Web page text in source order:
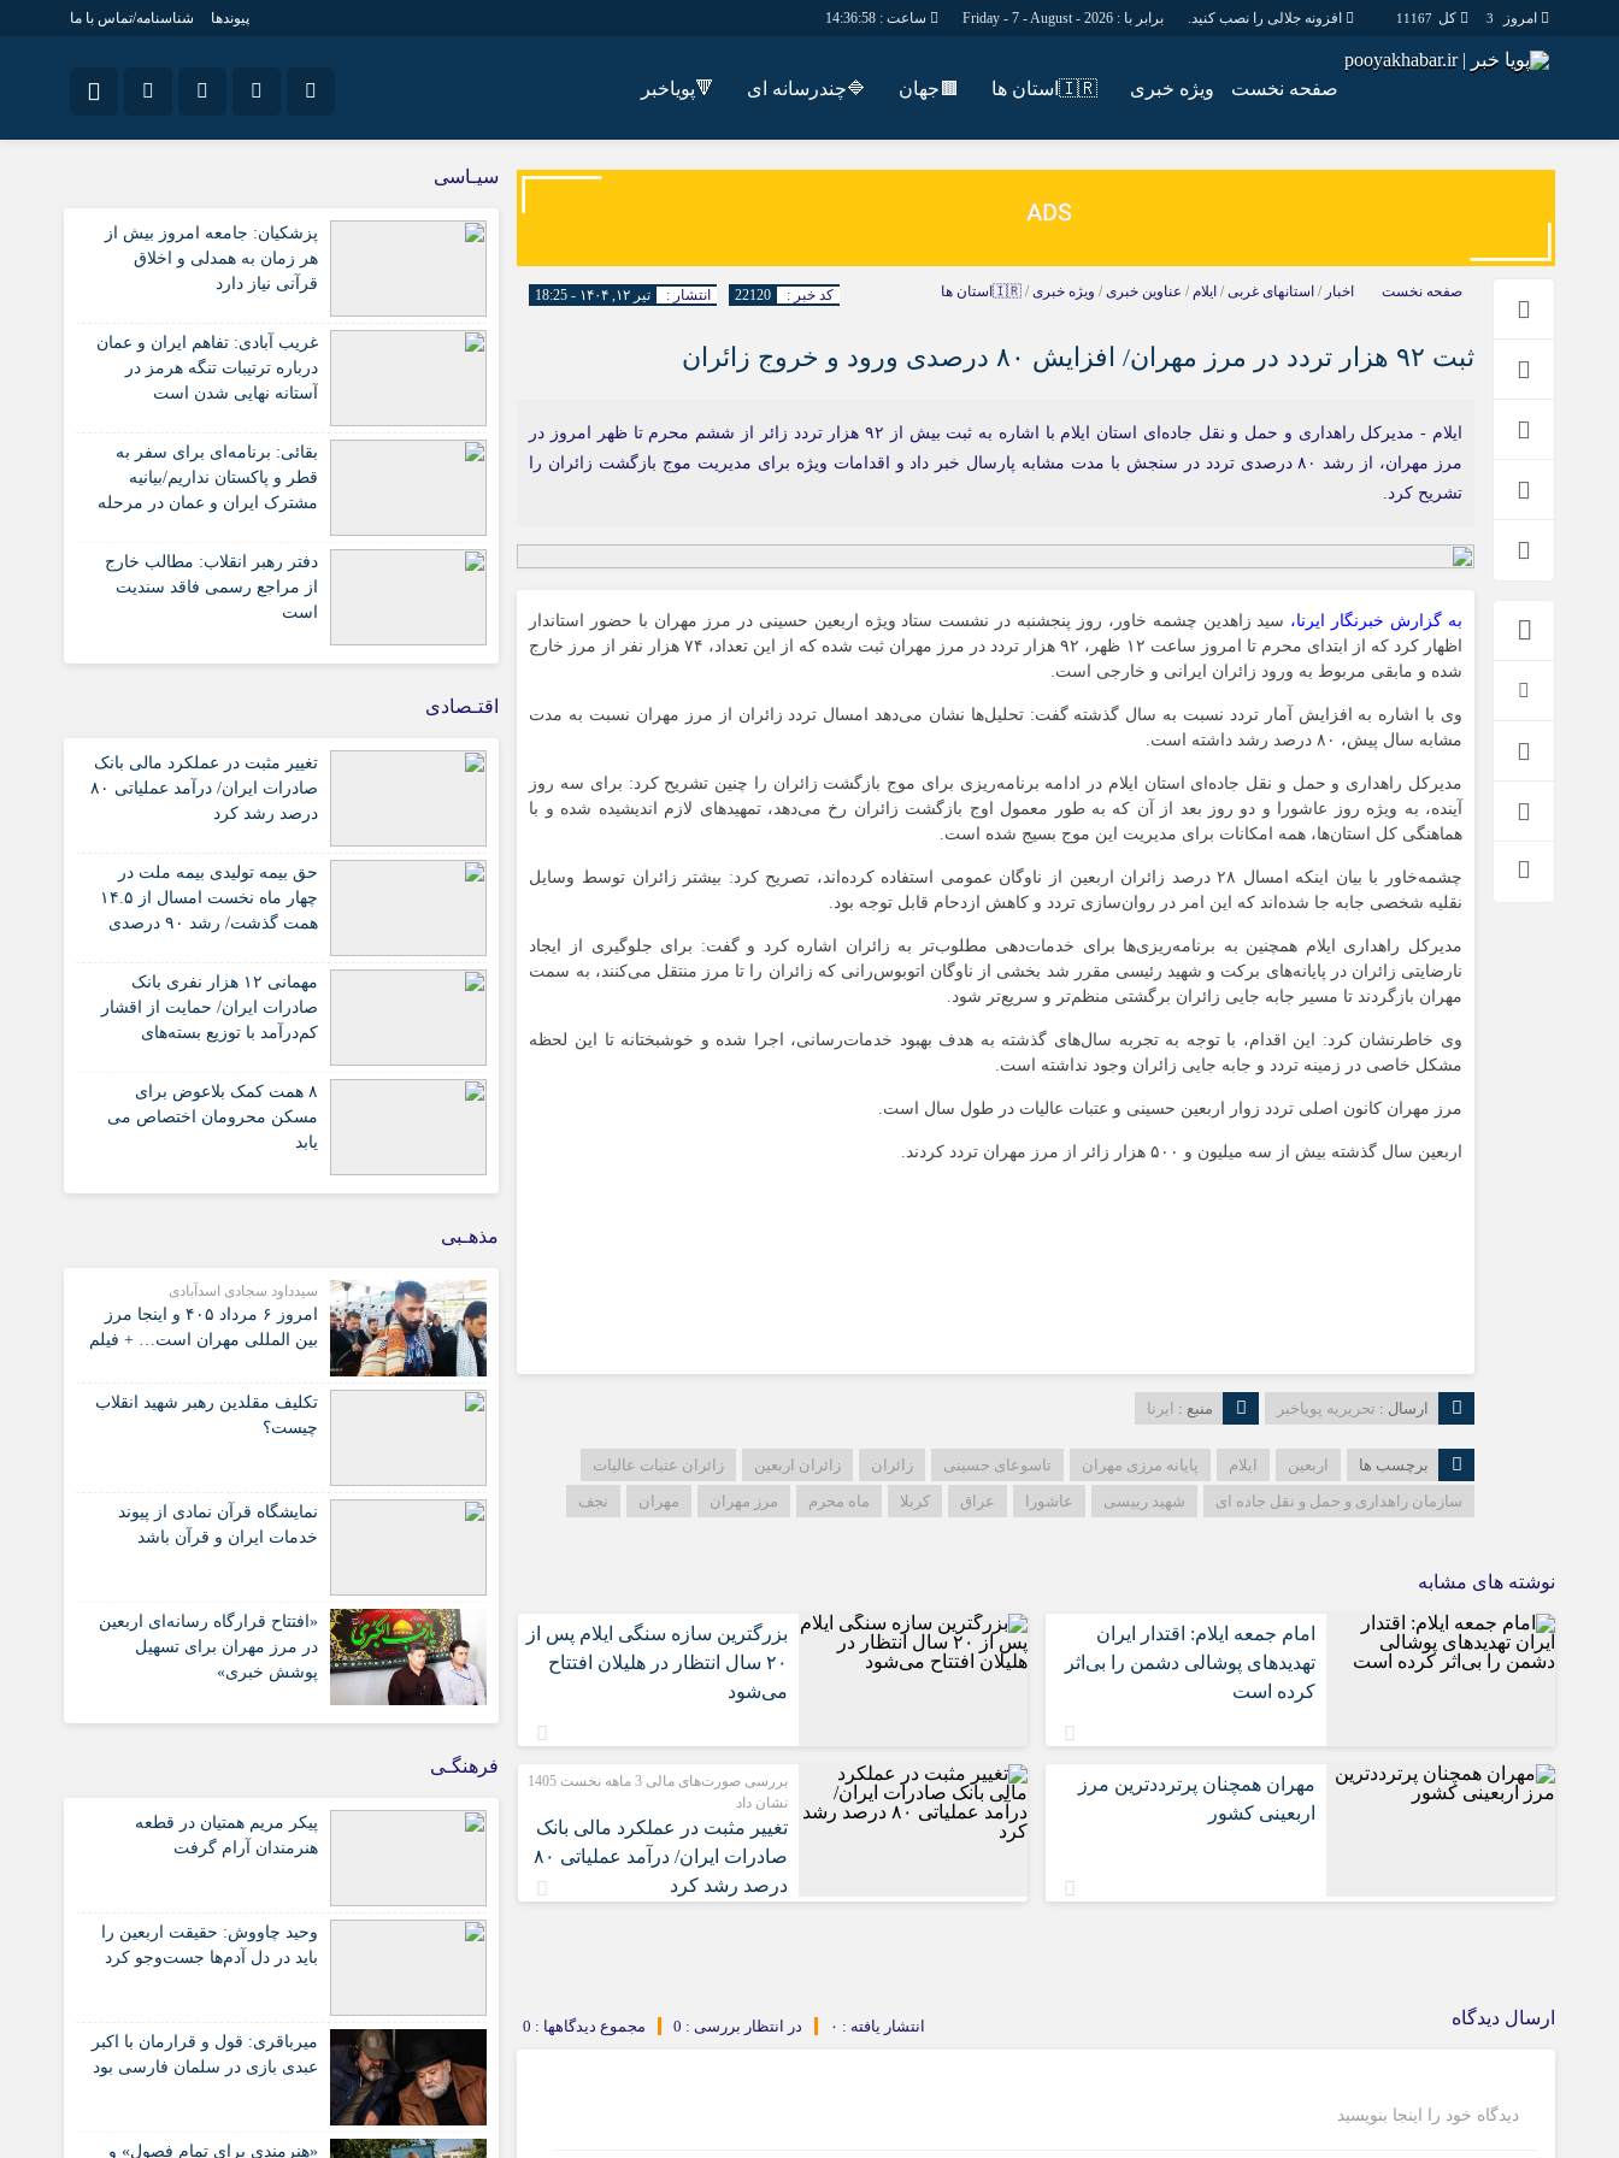
کل 11167 امروز 3 افزونه جلالی را نصب کنید. برابر با : Friday - 7 - August - 2026 ساعت : 14:36:59 پیوندها شناسنامه/تماس با ما
صفحه نخست ویژه خبری 🇮🇷استان ها 🟫جهان 🔷چندرسانه ای 🔻پویاخبر
سروش
ایتا
آپارات مرا به خاطر بسپار
برگه دو ستونه
گروه فرهنگ
اقتصاد
سیاسی
صفحه نخست اخبار / استانهای غربی/ ایلام / عناوین خبری/ ویژه خبری/ 🇮🇷استان ها انتشار : تیر ۱۲, ۱۴۰۴ - 18:25 کد خبر : 22120
ثبت ۹۲ هزار تردد در مرز مهران/ افزایش ۸۰ درصدی ورود و خروج زائران
ایلام - مدیرکل راهداری و حمل و نقل جاده‌ای استان ایلام با اشاره به ثبت بیش از ۹۲ هزار تردد زائر از ششم محرم تا ظهر امروز در
مرز مهران، از رشد ۸۰ درصدی تردد در سنجش با مدت مشابه پارسال خبر داد و اقدامات ویژه برای مدیریت موج بازگشت زائران را
تشریح کرد.
به گزارش خبرنگار ایرنا، سید زاهدین چشمه خاور، روز پنجشنبه در نشست ستاد ویژه اربعین حسینی در مرز مهران با حضور استاندار
اظهار کرد که از ابتدای محرم تا امروز ساعت ۱۲ ظهر، ۹۲ هزار تردد در مرز مهران ثبت شده که از این تعداد، ۷۴ هزار نفر از مرز خارج
شده‌ و مابقی مربوط به ورود زائران ایرانی و خارجی است.
وی با اشاره به افزایش آمار تردد نسبت به سال گذشته گفت: تحلیل‌ها نشان می‌دهد امسال تردد زائران از مرز مهران نسبت به مدت
مشابه سال پیش، ۸۰ درصد رشد داشته است.
مدیرکل راهداری و حمل و نقل جاده‌ای استان ایلام در ادامه برنامه‌ریزی برای موج بازگشت زائران را چنین تشریح کرد: برای سه روز
آینده، به ویژه روز عاشورا و دو روز بعد از آن که به طور معمول اوج بازگشت زائران رخ می‌دهد، تمهیدهای لازم اندیشیده شده و با
هماهنگی کل استان‌ها، همه امکانات برای مدیریت این موج بسیج شده است.
چشمه‌خاور با بیان اینکه امسال ۲۸ درصد زائران اربعین از ناوگان عمومی استفاده کرده‌اند، تصریح کرد: بیشتر زائران توسط وسایل
نقلیه شخصی جابه جا شده‌اند که این امر در روان‌سازی تردد و کاهش ازدحام قابل توجه بود.
مدیرکل راهداری ایلام همچنین به برنامه‌ریزی‌ها برای خدمات‌دهی مطلوب‌تر به زائران اشاره کرد و گفت: برای جلوگیری از ایجاد
نارضایتی زائران در پایانه‌های برکت و شهید رئیسی مقرر شد بخشی از ناوگان اتوبوس‌رانی که زائران را تا مرز منتقل می‌کنند، به سمت
مهران بازگردند تا مسیر جابه جایی زائران برگشتی منظم‌تر و سریع‌تر شود.
وی خاطرنشان کرد: این اقدام، با توجه به تجربه سال‌های گذشته به هدف بهبود خدمات‌رسانی، اجرا شده و خوشبختانه تا این لحظه
مشکل خاصی در زمینه تردد و جابه جایی زائران وجود نداشته است.
مرز مهران کانون اصلی تردد زوار اربعین حسینی و عتبات عالیات در طول سال است.
اربعین سال گذشته بیش از سه میلیون و ۵۰۰ هزار زائر از مرز مهران تردد کردند.
ارسال : تحریریه پویاخبر منبع : ایرنا
برچسب ها اربعین ایلام پایانه مرزی مهران تاسوعای حسینی زائران زائران اربعین
زائران عتبات عالیات
سازمان راهداری و حمل و نقل جاده ای
شهید رییسی عاشورا عراق کربلا ماه محرم مرز مهران مهران نجف
نوشته های مشابه
امام جمعه ایلام: اقتدار ایران
تهدیدهای پوشالی دشمن را بی‌اثر
کرده است
بزرگترین سازه سنگی ایلام پس از
۲۰ سال انتظار در هلیلان افتتاح
می‌شود
مهران همچنان پرترددترین مرز
اربعینی کشور
بررسی صورت‌های مالی 3 ماهه نخست 1405
نشان داد
تغییر مثبت در عملکرد مالی بانک
صادرات ایران/ درآمد عملیاتی ۸۰
درصد رشد کرد
ارسال دیدگاه مجموع دیدگاهها : 0 در انتظار بررسی : 0 انتشار یافته : ۰
دیدگاه خود را اینجا بنویسید
سیـاسی
پزشکیان: جامعه امروز بیش از
هر زمان به همدلی و اخلاق
قرآنی نیاز دارد
غریب آبادی: تفاهم ایران و عمان
درباره ترتیبات تنگه هرمز در
آستانه نهایی شدن است
بقائی: برنامه‌ای برای سفر به
قطر و پاکستان نداریم/بیانیه
مشترک ایران و عمان در مرحله
دفتر رهبر انقلاب: مطالب خارج
از مراجع رسمی فاقد سندیت
است
اقتـصادی
تغییر مثبت در عملکرد مالی بانک
صادرات ایران/ درآمد عملیاتی ۸۰
درصد رشد کرد
حق بیمه تولیدی بیمه ملت در
چهار ماه نخست امسال از ۱۴.۵
همت گذشت/ رشد ۹۰ درصدی
گذشته
مهمانی ۱۲ هزار نفری بانک
صادرات ایران/ حمایت از اقشار
کم‌درآمد با توزیع بسته‌های
۸ همت کمک بلاعوض برای
مسکن محرومان اختصاص می
یابد
مذهـبی
سیدداود سجادی اسدآبادی
امروز ۶ مرداد ۴۰۵ و اینجا مرز
بین المللی مهران است… + فیلم
تکلیف مقلدین رهبر شهید انقلاب
چیست؟
نمایشگاه قرآن نمادی از پیوند
خدمات ایران و قرآن باشد
«افتتاح قرارگاه رسانه‌ای اربعین
در مرز مهران برای تسهیل
پوشش خبری»
فرهنگـی
پیکر مریم همتیان در قطعه
هنرمندان آرام گرفت
وحید چاووش: حقیقت اربعین را
باید در دل آدم‌ها جست‌وجو کرد
میرباقری: قول و قرارمان با اکبر
عبدی بازی در سلمان فارسی بود
«هنرمندی برای تمام فصول» و